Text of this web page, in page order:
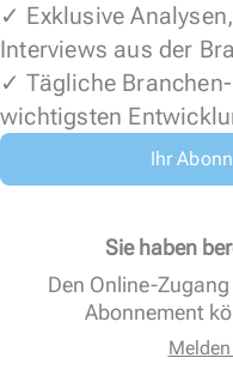
✓ Exklusive
Interviews aus der
✓ Tägliche
wichtigsten
Ihr
Sie haben
Den Online-
Abonnement